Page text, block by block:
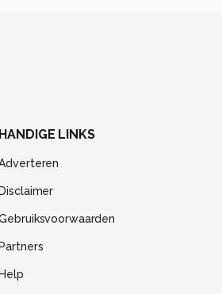
HANDIGE LINKS
Disclaimer
Partners
Help